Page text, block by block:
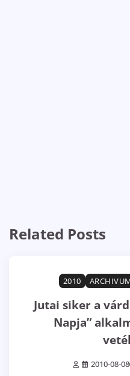
Related Posts
2010
Jutai siker a
Napja”
2010-08-08